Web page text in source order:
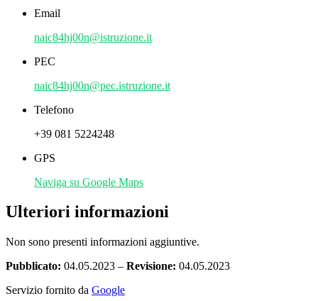
Email
naic84hj00n@istruzione.it
PEC
naic84hj00n@pec.istruzione.it
Telefono
+39 081 5224248
GPS
Naviga su Google Maps
Ulteriori informazioni
Non sono presenti informazioni aggiuntive.
Pubblicato: 04.05.2023 – Revisione: 04.05.2023
Servizio fornito da Google